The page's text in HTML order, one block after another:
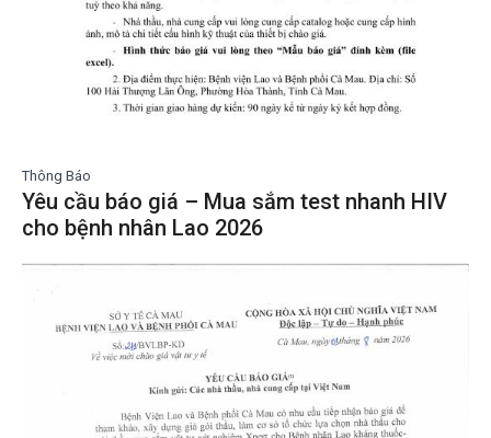
Thông Báo
Yêu cầu báo giá – Mua sắm test nhanh HIV
cho bệnh nhân Lao 2026